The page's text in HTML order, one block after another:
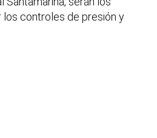
los controles de presión y